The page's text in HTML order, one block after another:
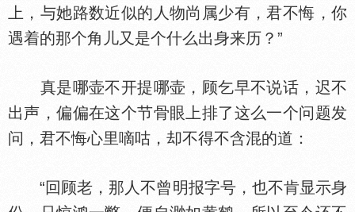
上，与她路数近似的人物尚属少有，君不悔，你
遇着的那个角儿又是个什么出身来历？”
真是哪壶不开提哪壶，顾乞早不说话，迟不
出声，偏偏在这个节骨眼上排了这么一个问题发
问，君不悔心里嘀咕，却不得不含混的道：
“回顾老，那人不曾明报字号，也不肯显示身